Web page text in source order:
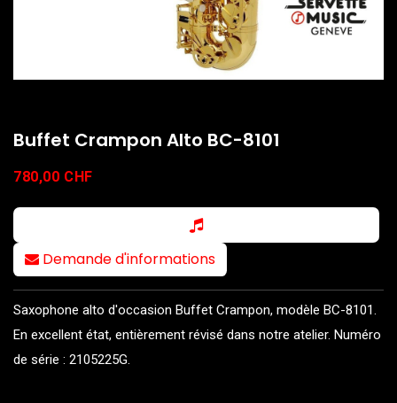
Buffet Crampon Alto BC-8101
780,00 CHF
Demande d'informations
Saxophone alto d'occasion Buffet Crampon, modèle BC-8101.
En excellent état, entièrement révisé dans notre atelier. Numéro
de série : 2105225G.